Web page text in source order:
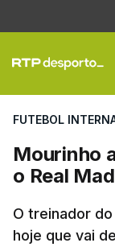
FUTEBOL
Mourinho
o Real
O treinador
hoje que vai